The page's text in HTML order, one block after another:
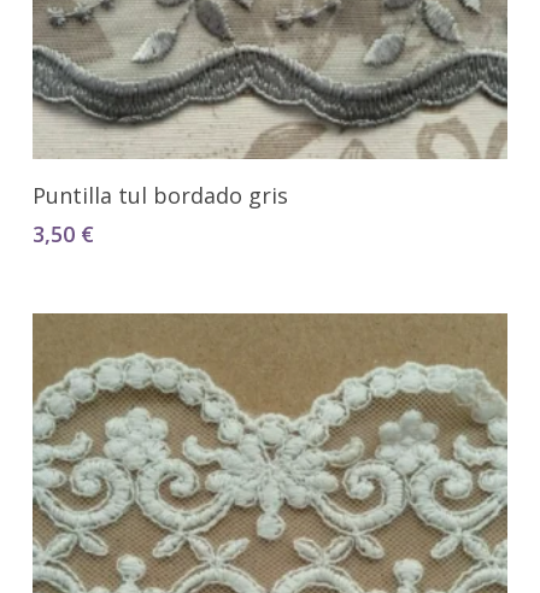
Seleccionar Opciones
Puntilla tul bordado gris
3,50 €